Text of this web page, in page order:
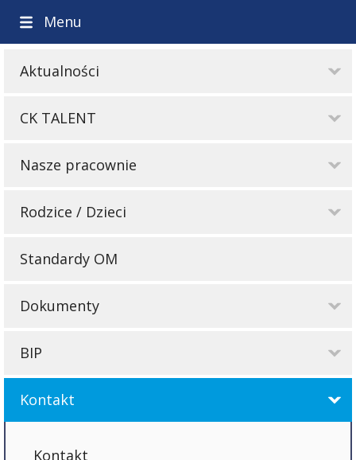
Menu
Aktualności
CK TALENT
Nasze pracownie
Rodzice / Dzieci
Standardy OM
Dokumenty
BIP
Kontakt
Kontakt